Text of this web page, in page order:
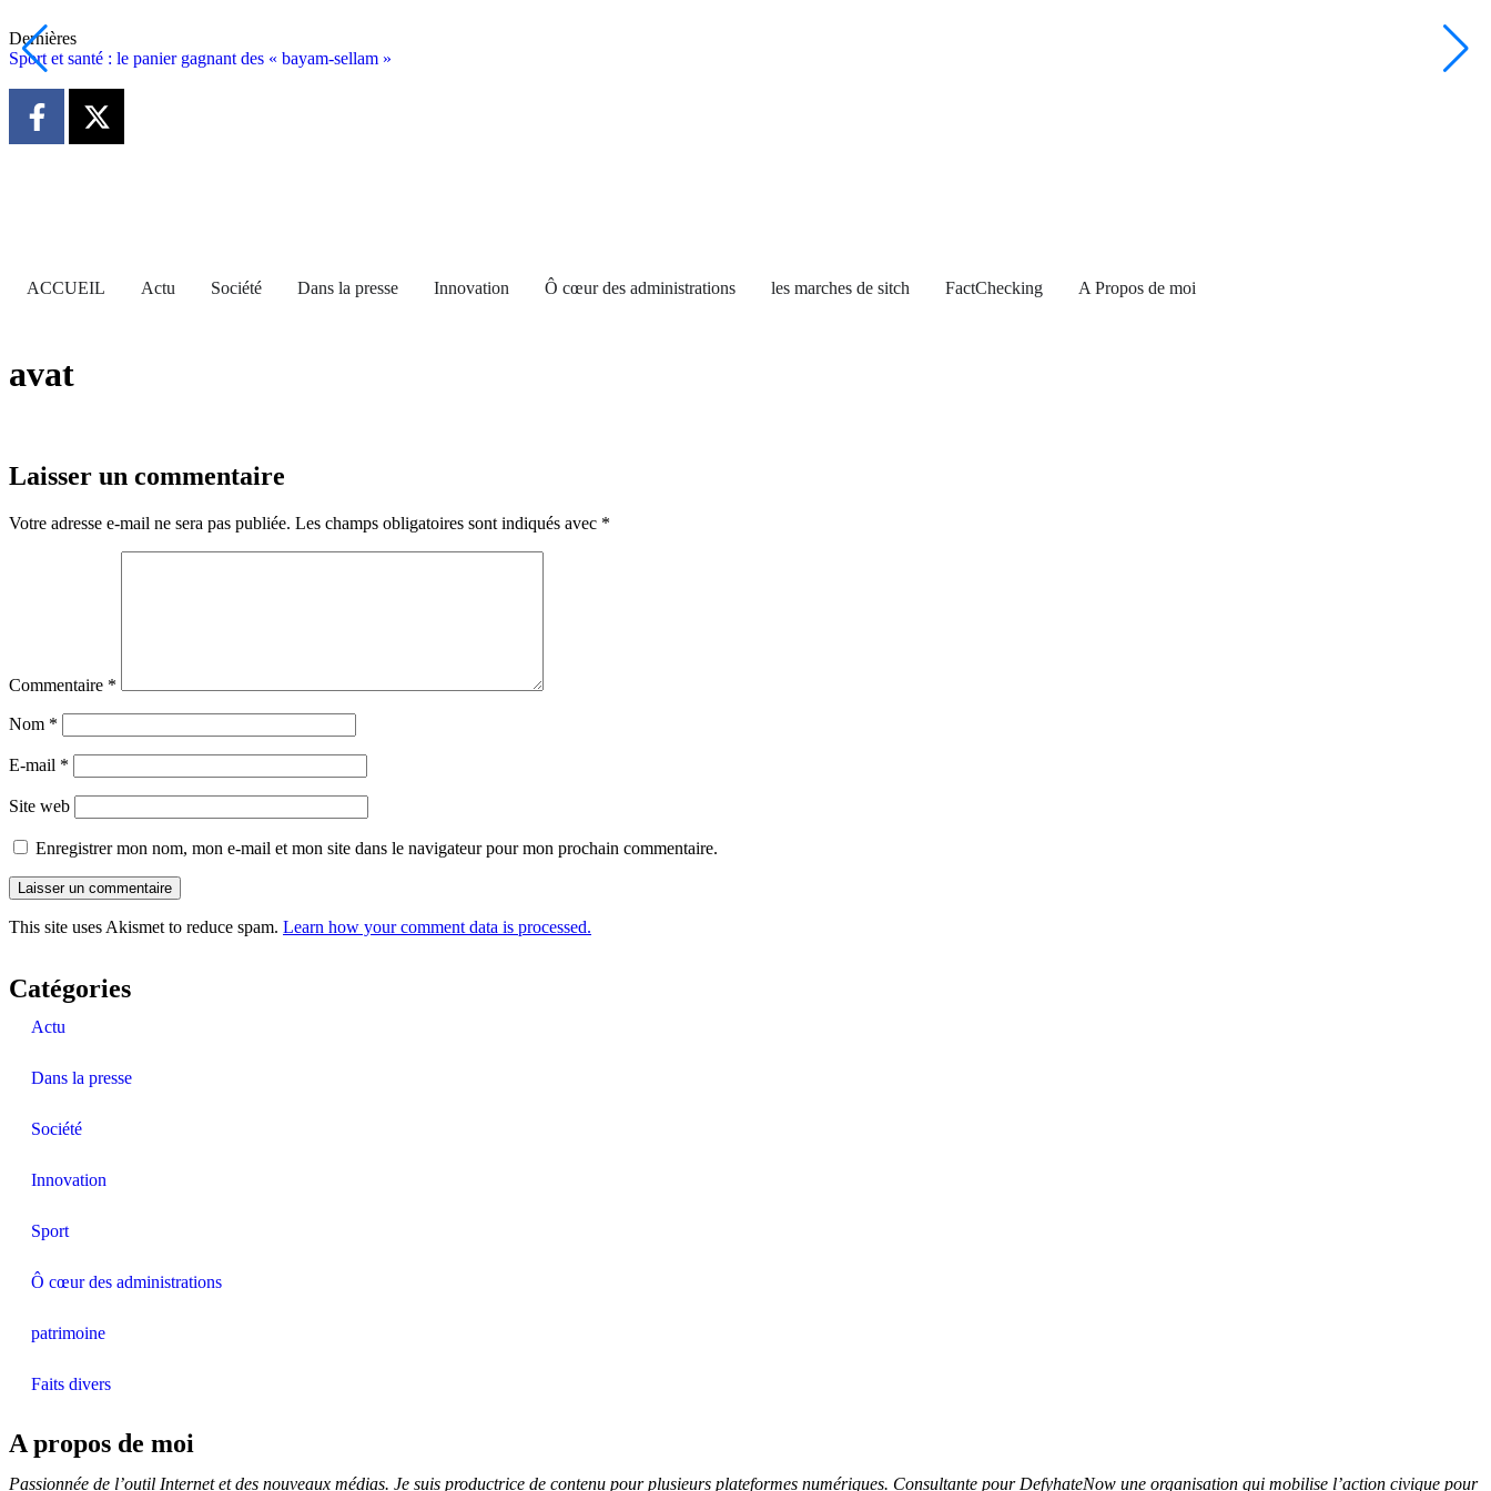
Dernières
Sport et santé : le panier gagnant des « bayam-sellam »
ACCUEIL Actu Société Dans la presse Innovation Ô cœur des administrations les marches de sitch FactChecking A Propos de moi
avat
Laisser un commentaire
Votre adresse e-mail ne sera pas publiée. Les champs obligatoires sont indiqués avec *
Commentaire *
Nom *
E-mail *
Site web
Enregistrer mon nom, mon e-mail et mon site dans le navigateur pour mon prochain commentaire.
This site uses Akismet to reduce spam. Learn how your comment data is processed.
Catégories
Actu
Dans la presse
Société
Innovation
Sport
Ô cœur des administrations
patrimoine
Faits divers
A propos de moi
Passionnée de l’outil Internet et des nouveaux médias. Je suis productrice de contenu pour plusieurs plateformes numériques. Consultante pour DefyhateNow une organisation qui mobilise l’action civique pour